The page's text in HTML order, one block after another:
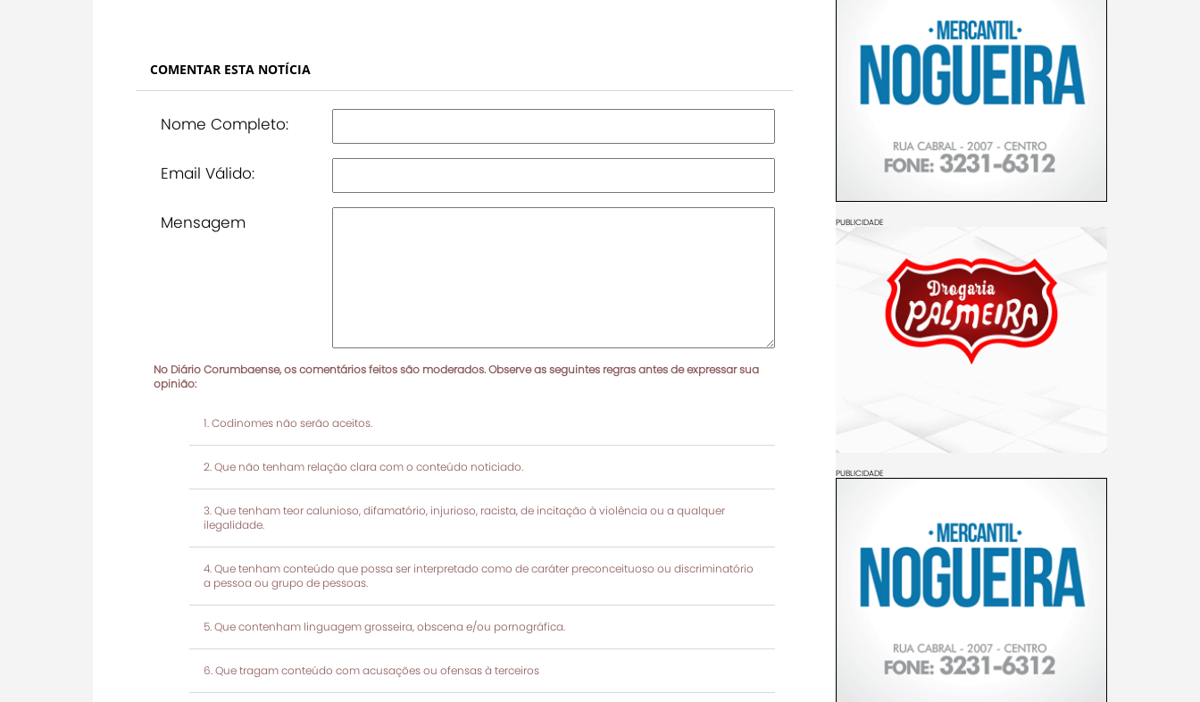
COMENTAR ESTA NOTÍCIA
Nome Completo:
Email Válido:
Mensagem
No Diário Corumbaense, os comentários feitos são moderados. Observe as seguintes regras antes de expressar sua
opinião:
Codinomes não serão aceitos.
Que não tenham relação clara com o conteúdo noticiado.
Que tenham teor calunioso, difamatório, injurioso, racista, de incitação à violência ou a qualquer
ilegalidade.
Que tenham conteúdo que possa ser interpretado como de caráter preconceituoso ou discriminatório
a pessoa ou grupo de pessoas.
Que contenham linguagem grosseira, obscena e/ou pornográfica.
Que tragam conteúdo com acusações ou ofensas à terceiros
PUBLICIDADE
PUBLICIDADE